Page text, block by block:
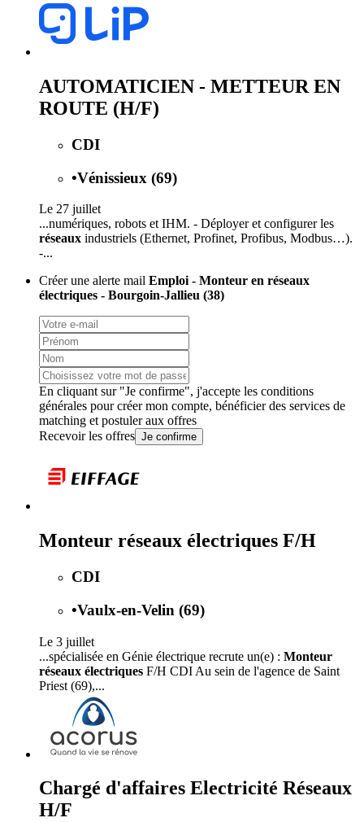
AUTOMATICIEN - METTEUR EN
ROUTE (H/F)
CDI
•Vénissieux (69)
Le 27 juillet
...numériques, robots et IHM. - Déployer et configurer les
réseaux industriels (Ethernet, Profinet, Profibus, Modbus…).
-...
Créer une alerte mail Emploi - Monteur en réseaux
électriques - Bourgoin-Jallieu (38)
En cliquant sur "Je confirme", j'accepte les conditions
générales pour créer mon compte, bénéficier des services de
matching et postuler aux offres
Recevoir les offres Je confirme
Monteur réseaux électriques F/H
CDI
•Vaulx-en-Velin (69)
Le 3 juillet
...spécialisée en Génie électrique recrute un(e) : Monteur
réseaux électriques F/H CDI Au sein de l'agence de Saint
Priest (69),...
Chargé d'affaires Electricité Réseaux
H/F